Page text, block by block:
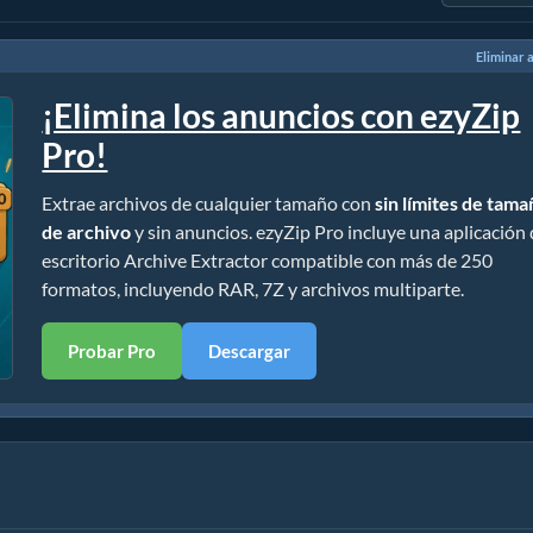
Eliminar
¡Elimina los anuncios con ezyZip
Pro!
Extrae archivos de cualquier tamaño consin límites de
de archivoy sin anuncios. ezyZip Pro incluye una aplicación
escritorio Archive Extractor compatible con más de 250
formatos, incluyendo RAR, 7Z y archivos multiparte.
Probar Pro Descargar